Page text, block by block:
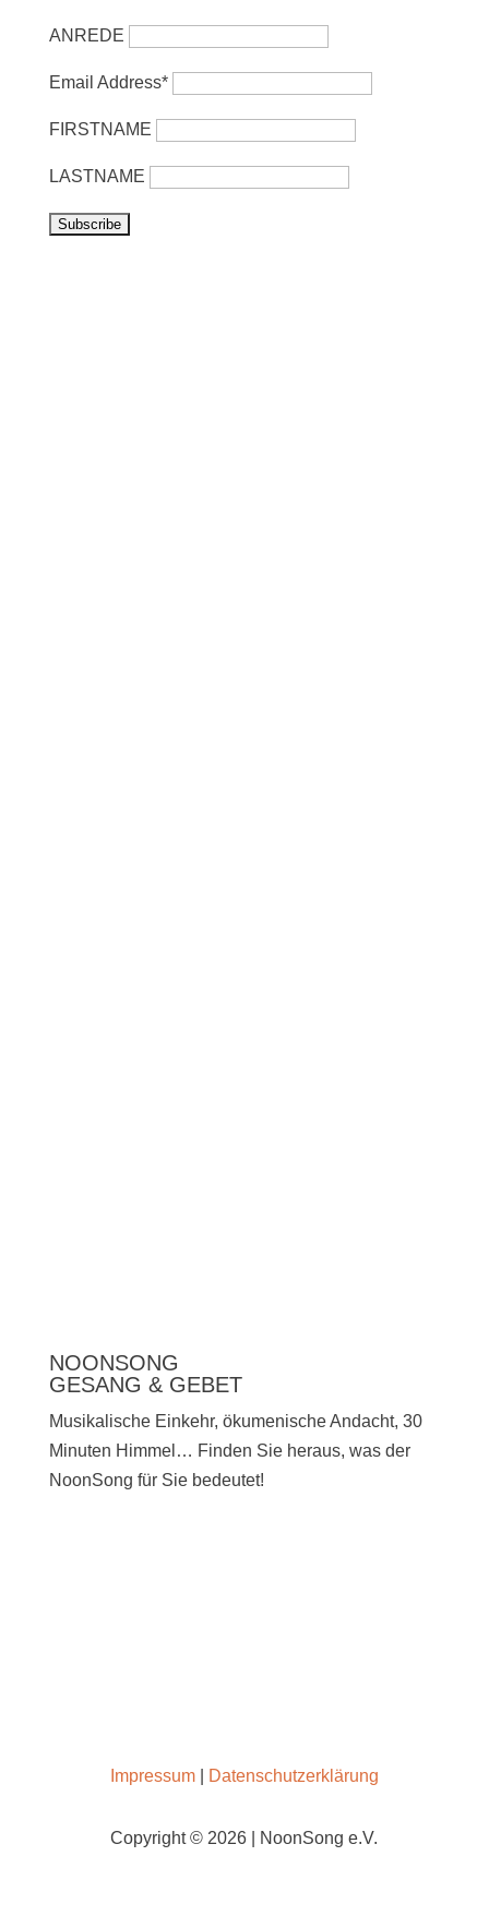
ANREDE
Email Address*
FIRSTNAME
LASTNAME
NOONSONG
GESANG & GEBET
Musikalische Einkehr, ökumenische Andacht, 30
Minuten Himmel… Finden Sie heraus, was der
NoonSong für Sie bedeutet!
Impressum| Datenschutzerklärung
Copyright © 2026 | NoonSong e.V.